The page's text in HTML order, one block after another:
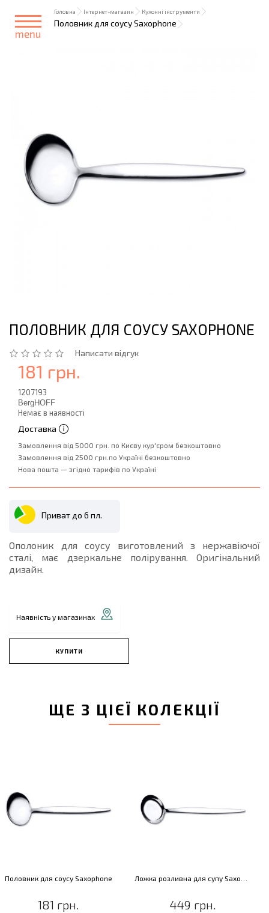
menu
Головна Інтернет-магазин Кухонні інструменти
Половник для соусу Saxophone
ПОЛОВНИК ДЛЯ СОУСУ SAXOPHONE
Написати відгук
181 грн.
1207193
BergHOFF
Немає в наявності
Доставка
Замовлення від 5000 грн. по Києву кур'єром безкоштовно
Замовлення від 2500 грн.по Україні безкоштовно
Нова пошта — згідно тарифів по Україні
Приват до 6 пл.
Ополоник для соусу виготовлений з нержавіючої
сталі, має дзеркальне полірування. Оригінальний
дизайн.
Наявність у магазинах
КУПИТИ
ЩЕ З ЦІЄЇ КОЛЕКЦІЇ
Половник для соусу Saxophone
181 грн. 449 грн.